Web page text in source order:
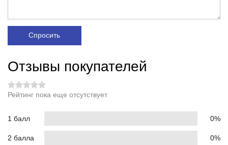
Спросить
Отзывы покупателей
Рейтинг пока еще отсутствует
1 балл 0%
2 балла 0%